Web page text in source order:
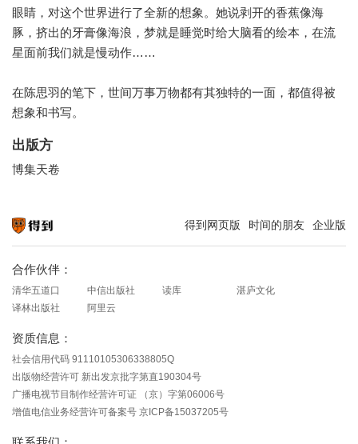
眼睛，对这个世界进行了全新的想象。她说剥开的香蕉像海
豚，挤出的牙膏像海浪，梦就是睡觉时给大脑看的绘本，在流
星面前我们就是慢动作……
在陈思羽的笔下，世间万事万物都有其独特的一面，都值得被
想象和书写。
出版方
博集天卷
得到网页版 时间的朋友 企业版
合作伙伴：
清华五道口 中信出版社 读库
湛庐文化
译林出版社
阿里云
资质信息：
社会信用代码 91110105306338805Q
出版物经营许可 新出发京批字第直190304号
广播电视节目制作经营许可证 （京）字第06006号
增值电信业务经营许可备案号 京ICP备15037205号